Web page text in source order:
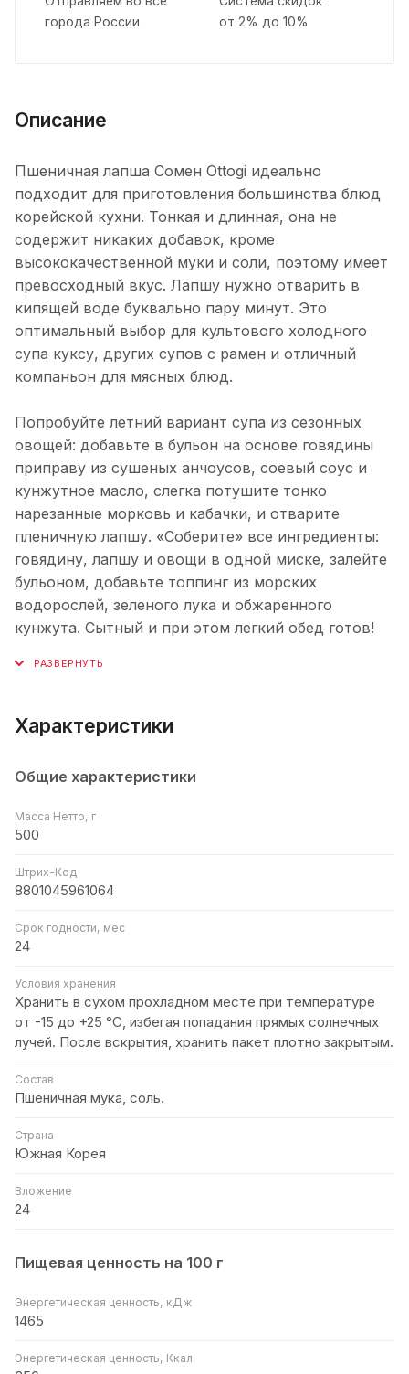
города России
от 2% до 10%
Описание
Пшеничная лапша Сомен Ottogi идеально
подходит для приготовления большинства блюд
корейской кухни. Тонкая и длинная, она не
содержит никаких добавок, кроме
высококачественной муки и соли, поэтому имеет
превосходный вкус. Лапшу нужно отварить в
кипящей воде буквально пару минут. Это
оптимальный выбор для культового холодного
супа куксу, других супов с рамен и отличный
компаньон для мясных блюд.
Попробуйте летний вариант супа из сезонных
овощей: добавьте в бульон на основе говядины
приправу из сушеных анчоусов, соевый соус и
кунжутное масло, слегка потушите тонко
нарезанные морковь и кабачки, и отварите
пленичную лапшу. «Соберите» все ингредиенты:
говядину, лапшу и овощи в одной миске, залейте
бульоном, добавьте топпинг из морских
водорослей, зеленого лука и обжаренного
кунжута. Сытный и при этом легкий обед готов!
Характеристики
Общие характеристики
Масса Нетто, г
500
Штрих-Код
8801045961064
Срок годности, мес
24
Условия хранения
Хранить в сухом прохладном месте при температуре
от -15 до +25 °С, избегая попадания прямых солнечных
лучей. После вскрытия, хранить пакет плотно закрытым.
Состав
Пшеничная мука, соль.
Страна
Южная Корея
Вложение
24
Пищевая ценность на 100 г
Энергетическая ценность, кДж
1465
Энергетическая ценность, Ккал